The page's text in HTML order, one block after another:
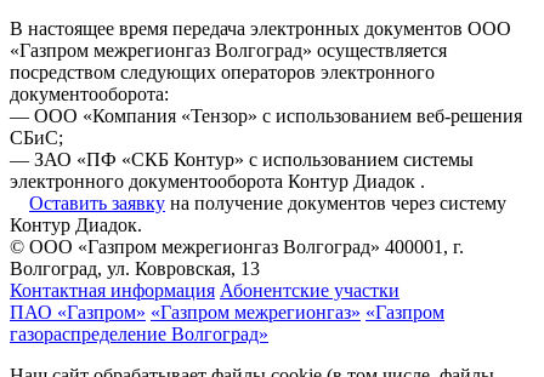
В настоящее время передача электронных документов ООО
«Газпром межрегионгаз Волгоград» осуществляется
посредством следующих операторов электронного
документооборота:
— ООО «Компания «Тензор» с использованием веб-решения
СБиС;
— ЗАО «ПФ «СКБ Контур» с использованием системы
электронного документооборота Контур Диадок .
Оставить заявку на получение документов через систему
Контур Диадок.
© ООО «Газпром межрегионгаз Волгоград» 400001, г.
Волгоград, ул. Ковровская, 13
Контактная информация Абонентские участки
ПАО «Газпром» «Газпром межрегионгаз» «Газпром
газораспределение Волгоград»